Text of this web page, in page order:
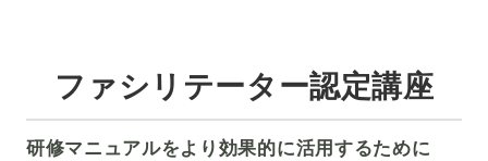
ファシリテーター認定講座
研修マニュアルをより効果的に活用するために